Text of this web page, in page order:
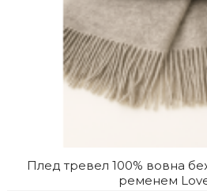
Плед тревел 100% вовна
ременем